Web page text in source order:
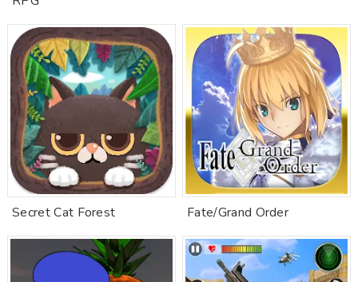
Secret Cat Forest Fate/Grand Order